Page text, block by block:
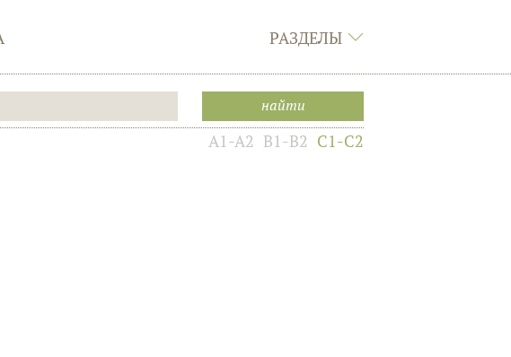
РАЗДЕЛЫ
A1-A2 B1-B2 C1-C2